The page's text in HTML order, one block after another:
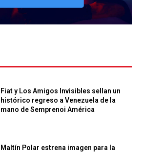
Fiat y Los Amigos Invisibles sellan un
histórico regreso a Venezuela de la
mano de Semprenoi América
Maltín Polar estrena imagen para la